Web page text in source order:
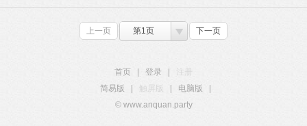
上一页 第1页 下一页
首页 登录
注册
简易版
触屏版 电脑版
© www.anquan.party